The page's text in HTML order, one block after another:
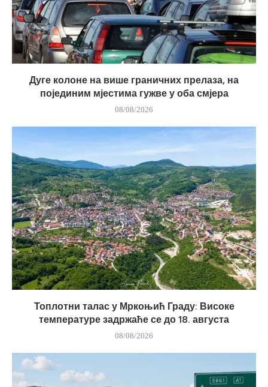
Дуге колоне на више граничних прелаза, на
појединим мјестима гужве у оба смјера
08/08/2026
Топлотни талас у Мркоњић Граду: Високе
температуре задржаће се до 18. августа
08/08/2026